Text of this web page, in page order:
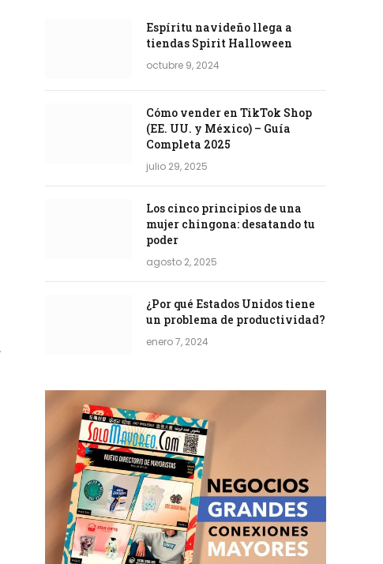
Espíritu navideño llega a
tiendas Spirit Halloween
octubre 9, 2024
Cómo vender en TikTok Shop
(EE. UU. y México) – Guía
Completa 2025
julio 29, 2025
Los cinco principios de una
mujer chingona: desatando tu
poder
agosto 2, 2025
¿Por qué Estados Unidos tiene
un problema de productividad?
enero 7, 2024